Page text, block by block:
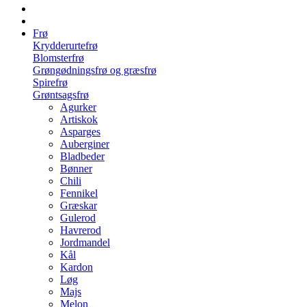
Frø
Krydderurtefrø
Blomsterfrø
Grøngødningsfrø og græsfrø
Spirefrø
Grøntsagsfrø
Agurker
Artiskok
Asparges
Auberginer
Bladbeder
Bønner
Chili
Fennikel
Græskar
Gulerod
Havrerod
Jordmandel
Kål
Kardon
Løg
Majs
Melon